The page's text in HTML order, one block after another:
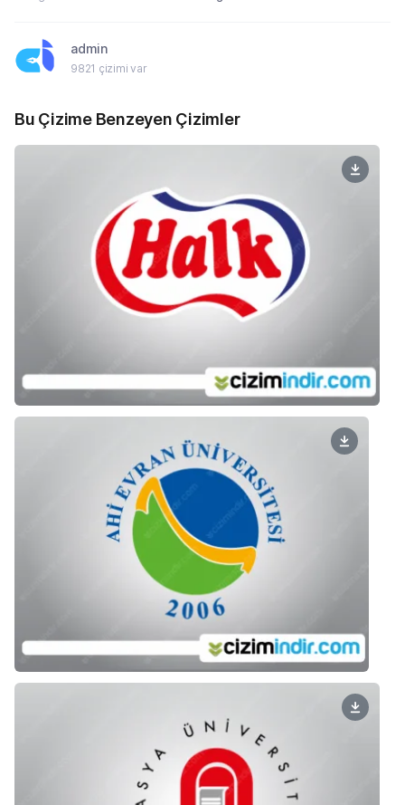
admin
9821 çizimi var
Bu Çizime Benzeyen Çizimler